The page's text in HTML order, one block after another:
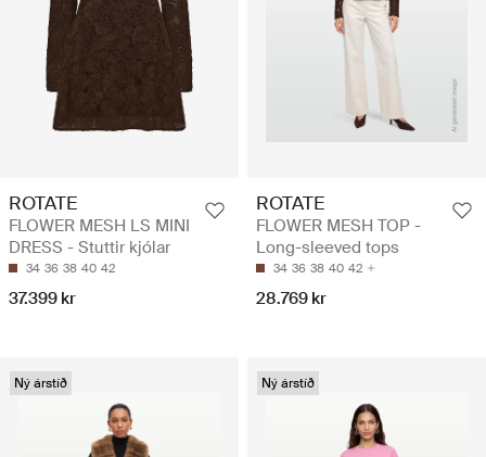
ROTATE
FLOWER MESH LS MINI
DRESS - Stuttir kjólar
34 36 38 40 42
37.399 kr
ROTATE
FLOWER MESH TOP -
Long-sleeved tops
34 36 38 40 42
28.769 kr
Ný árstíð Ný árstíð